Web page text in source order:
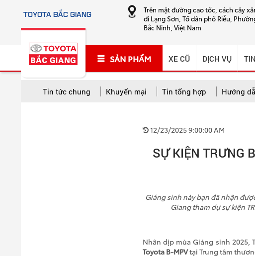
TOYOTA BẮC GIANG
Trên mặt đường cao tốc, cách cây
đi Lạng Sơn, Tổ dân phố Riễu,
Bắc Ninh, Việt Nam
SẢN PHẨM XE CŨ DỊCH VỤ
Tin tức chung Khuyến mại Tin tổng hợp Hướng
12/23/2025 9:00:00 AM
SỰ KIỆN TRƯNG
Giáng sinh này bạn đã nhận
Giang tham dự sự kiện
Nhân dịp mùa Giáng sinh 2025,
Toyota B-MPVtại Trung tâm